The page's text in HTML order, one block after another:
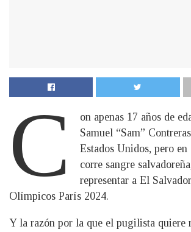
C
on apenas 17 años de
Samuel “Sam”
Estados Unidos, pero en
corre sangre
representar a El
Olímpicos París 2024.
Y la razón por la que el pugilista quiere